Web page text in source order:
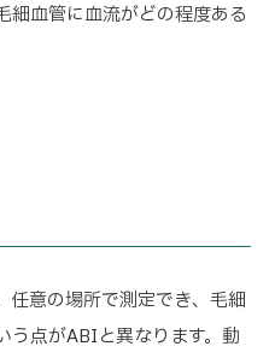
細血管に血流がどの程度ある
任意の場所で測定でき、毛細
う点がABIと異なります。動